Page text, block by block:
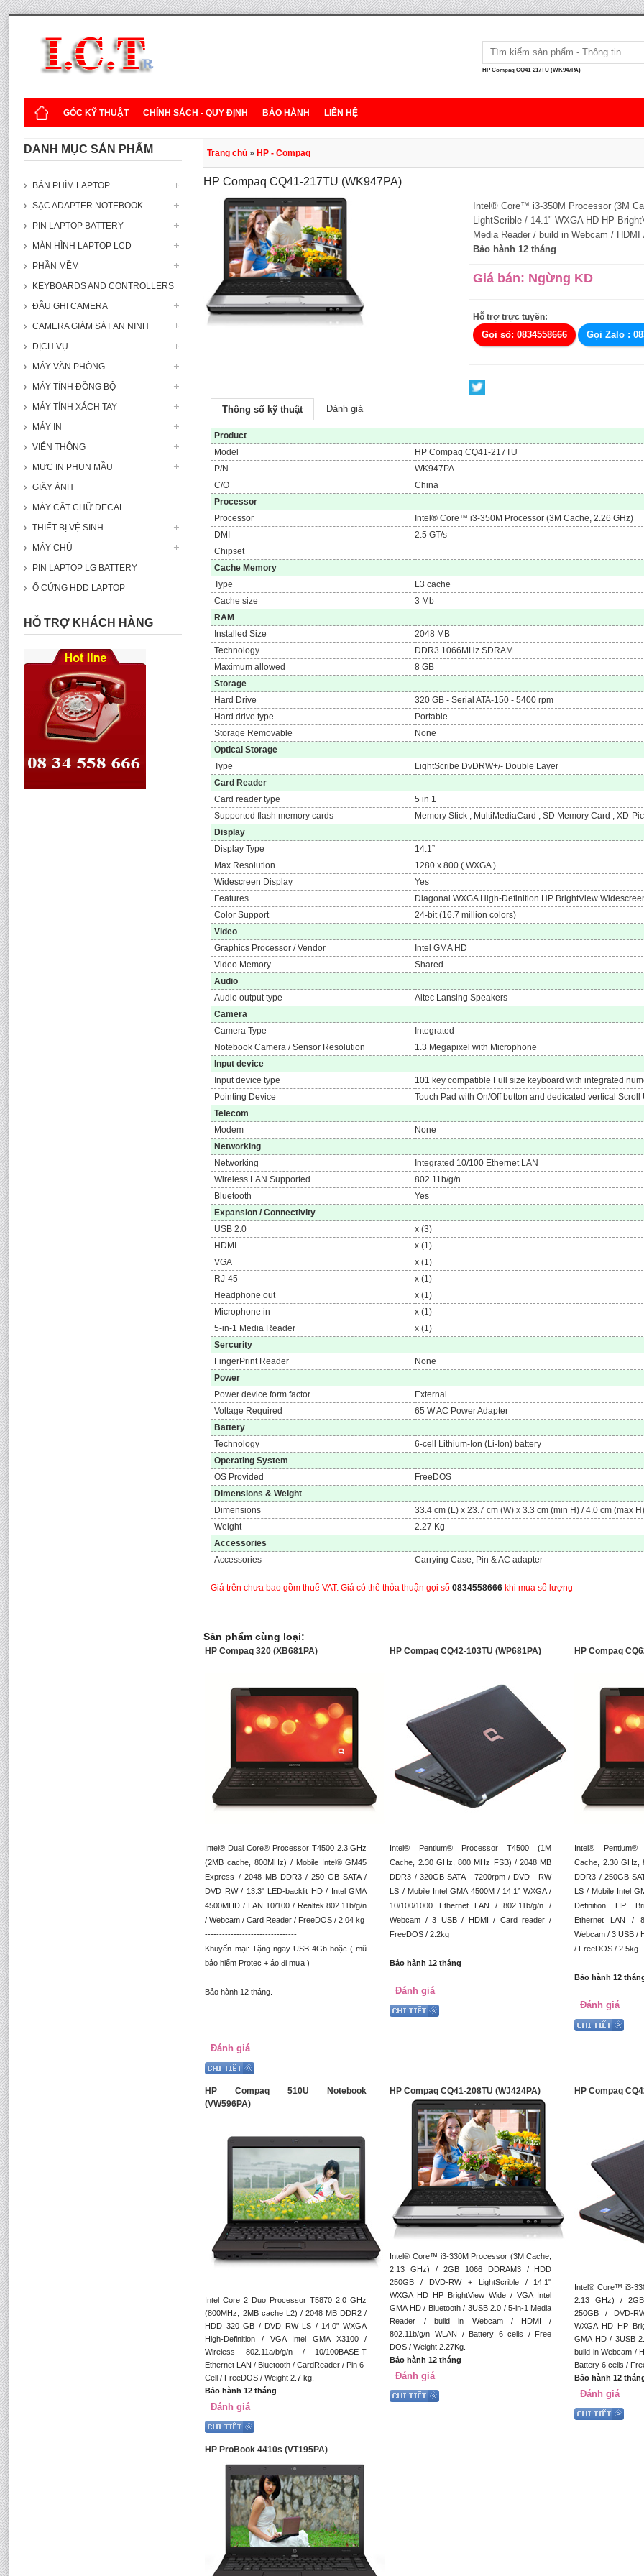
HP Compaq CQ41-217TU (WK947PA)
GÓC KỸ THUẬT CHÍNH SÁCH - QUY ĐỊNH BẢO HÀNH LIÊN HỆ
DANH MỤC SẢN PHẨM
BÀN PHÍM LAPTOP
SẠC ADAPTER NOTEBOOK
PIN LAPTOP BATTERY
MÀN HÌNH LAPTOP LCD
PHẦN MỀM
KEYBOARDS AND CONTROLLERS
ĐẦU GHI CAMERA
CAMERA GIÁM SÁT AN NINH
DỊCH VỤ
MÁY VĂN PHÒNG
MÁY TÍNH ĐỒNG BỘ
MÁY TÍNH XÁCH TAY
MÁY IN
VIỄN THÔNG
MỰC IN PHUN MẦU
GIẤY ẢNH
MÁY CẮT CHỮ DECAL
THIẾT BỊ VỆ SINH
MÁY CHỦ
PIN LAPTOP LG BATTERY
Ổ CỨNG HDD LAPTOP
HỖ TRỢ KHÁCH HÀNG
Trang chủ » HP - Compaq
HP Compaq CQ41-217TU (WK947PA)
Intel® Core™ i3-350M Processor (3M
LightScrible / 14.1" WXGA HD HP
Media Reader / build in Webcam /
Bảo hành 12 tháng
Giá bán: Ngừng KD
Hỗ trợ trực tuyến:
Gọi số: 0834558666 Gọi Zalo :
Thông số kỹ thuật Đánh giá
Product
Model
HP Compaq CQ41-217TU
P/N
WK947PA
C/O
China
Processor
Processor
Intel® Core™ i3-350M Processor (3M Cache, 2.26 GHz)
DMI
2.5 GT/s
Chipset
Cache Memory
Type
L3 cache
Cache size
3 Mb
RAM
Installed Size
2048 MB
Technology
DDR3 1066MHz SDRAM
Maximum allowed
8 GB
Storage
Hard Drive
320 GB - Serial ATA-150 - 5400 rpm
Hard drive type
Portable
Storage Removable
None
Optical Storage
Type
LightScribe DvDRW+/- Double Layer
Card Reader
Card reader type
5 in 1
Supported flash memory cards
Memory Stick , MultiMediaCard , SD Memory Card , XD-
Display
Display Type
14.1”
Max Resolution
1280 x 800 ( WXGA )
Widescreen Display
Yes
Features
Diagonal WXGA High-Definition HP BrightView
Color Support
24-bit (16.7 million colors)
Video
Graphics Processor / Vendor
Intel GMA HD
Video Memory
Shared
Audio
Audio output type
Altec Lansing Speakers
Camera
Camera Type
Integrated
Notebook Camera / Sensor Resolution
1.3 Megapixel with Microphone
Input device
Input device type
101 key compatible Full size keyboard with integrated
Pointing Device
Touch Pad with On/Off button and dedicated vertical
Telecom
Modem
None
Networking
Networking
Integrated 10/100 Ethernet LAN
Wireless LAN Supported
802.11b/g/n
Bluetooth
Yes
Expansion / Connectivity
USB 2.0
x (3)
HDMI
x (1)
VGA
x (1)
RJ-45
x (1)
Headphone out
x (1)
Microphone in
x (1)
5-in-1 Media Reader
x (1)
Sercurity
FingerPrint Reader
None
Power
Power device form factor
External
Voltage Required
65 W AC Power Adapter
Battery
Technology
6-cell Lithium-Ion (Li-Ion) battery
Operating System
OS Provided
FreeDOS
Dimensions & Weight
Dimensions
33.4 cm (L) x 23.7 cm (W) x 3.3 cm (min H) / 4.0 cm (max
Weight
2.27 Kg
Accessories
Accessories
Carrying Case, Pin & AC adapter
Giá trên chưa bao gồm thuế VAT. Giá có thể thỏa thuận gọi số0834558666khi mua số lượng
Sản phẩm cùng loại:
HP Compaq 320 (XB681PA)
Intel® Dual Core® Processor T4500 2.3 GHz
(2MB cache, 800MHz) / Mobile Intel® GM45
Express / 2048 MB DDR3 / 250 GB SATA /
DVD RW / 13.3" LED-backlit HD / Intel GMA
4500MHD / LAN 10/100 / Realtek 802.11b/g/n
/ Webcam / Card Reader / FreeDOS / 2.04 kg
--------------------------------
Khuyến mại: Tặng ngay USB 4Gb hoặc ( mũ
bảo hiểm Protec + áo đi mưa )
Bảo hành 12 tháng.
Đánh giá
HP Compaq CQ42-103TU (WP681PA)
Intel® Pentium® Processor T4500 (1M
Cache, 2.30 GHz, 800 MHz FSB) / 2048 MB
DDR3 / 320GB SATA - 7200rpm / DVD - RW
LS / Mobile Intel GMA 4500M / 14.1” WXGA /
10/100/1000 Ethernet LAN / 802.11b/g/n /
Webcam / 3 USB / HDMI / Card reader /
FreeDOS / 2.2kg
Bảo hành 12 tháng
Đánh giá
HP Compaq
Intel®
Cache, 2.30 GHz,
DDR3 / 250GB
LS / Mobile Intel
Definition HP
Ethernet LAN /
Webcam / 3 USB /
/ FreeDOS / 2.5kg.
Bảo hành 12
Đánh giá
HP Compaq 510U Notebook
(VW596PA)
Intel Core 2 Duo Processor T5870 2.0 GHz
(800MHz, 2MB cache L2) / 2048 MB DDR2 /
HDD 320 GB / DVD RW LS / 14.0” WXGA
High-Definition / VGA Intel GMA X3100 /
Wireless 802.11a/b/g/n / 10/100BASE-T
Ethernet LAN / Bluetooth / CardReader / Pin 6-
Cell / FreeDOS / Weight 2.7 kg.
Bảo hành 12 tháng
Đánh giá
HP Compaq CQ41-208TU (WJ424PA)
Intel® Core™ i3-330M Processor (3M Cache,
2.13 GHz) / 2GB 1066 DDRAM3 / HDD
250GB / DVD-RW + LightScrible / 14.1"
WXGA HD HP BrightView Wide / VGA Intel
GMA HD / Bluetooth / 3USB 2.0 / 5-in-1 Media
Reader / build in Webcam / HDMI /
802.11b/g/n WLAN / Battery 6 cells / Free
DOS / Weight 2.27Kg.
Bảo hành 12 tháng
Đánh giá
HP Compaq
Intel® Core™ i3-
2.13 GHz) /
250GB / DVD-
WXGA HD HP
GMA HD / 3USB
build in Webcam /
Battery 6 cells /
Bảo hành 12
Đánh giá
HP ProBook 4410s (VT195PA)